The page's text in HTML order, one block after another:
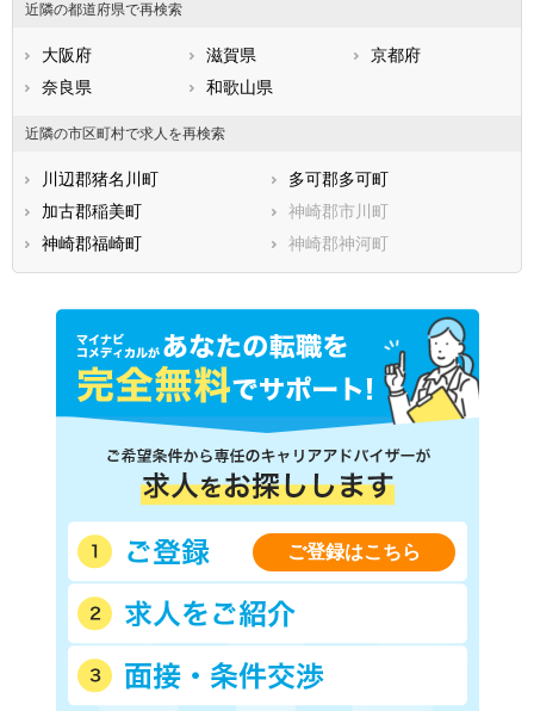
近隣の都道府県で再検索
大阪府 滋賀県
京都府
奈良県
和歌山県
近隣の市区町村で求人を再検索
川辺郡猪名川町
多可郡多可町
加古郡稲美町
神崎郡市川町
神崎郡福崎町
神崎郡神河町
ご登録はこちら